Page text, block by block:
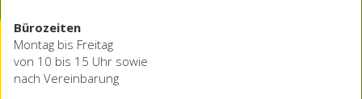
Bürozeiten
Montag bis Freitag
von 10 bis 15 Uhr sowie
nach Vereinbarung